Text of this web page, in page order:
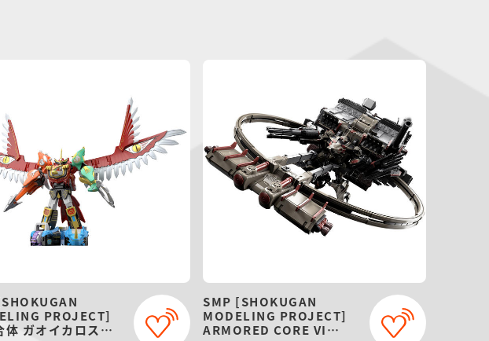
PROJECT]
体 ガオイカロス
SMP [SHOKUGAN
MODELING PROJECT]
ARMORED CORE VI